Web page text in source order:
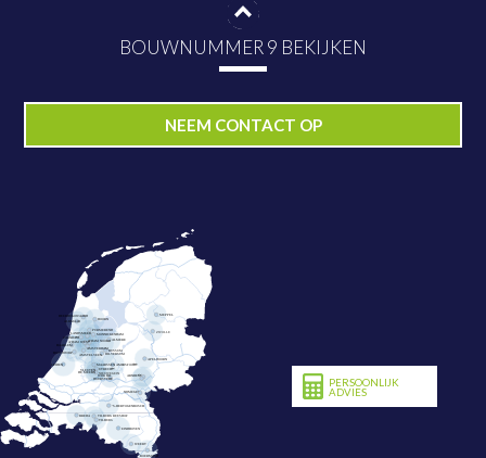
BOUWNUMMER 9 BEKIJKEN
PLAN NU BEZICHTIGING
NEEM CONTACT OP
PERSOONLIJK
ADVIES